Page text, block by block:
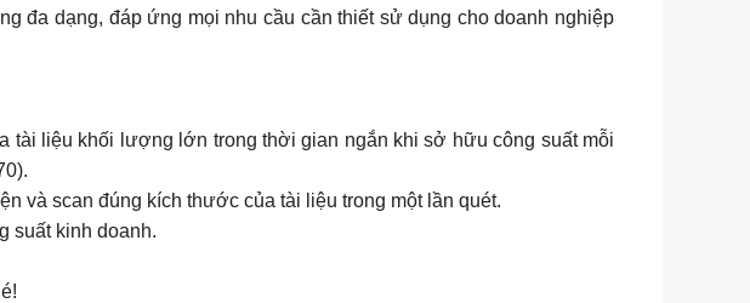
đa dạng, đáp ứng mọi nhu cầu cần thiết sử dụng cho doanh nghiệp
tài liệu khối lượng lớn trong thời gian ngắn khi sở hữu công suất mỗi
và scan đúng kích thước của tài liệu trong một lần quét.
suất kinh doanh.